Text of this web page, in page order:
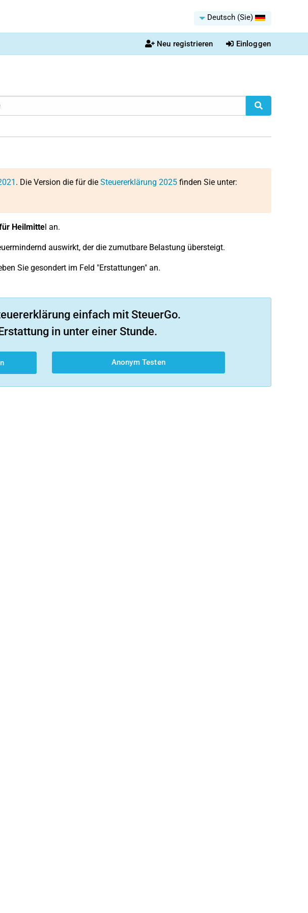
Deutsch (Sie)
Neu registrieren Einloggen
. Die Version die für die Steuererklärung 2025finden Sie unter:
Heilmittel an.
auswirkt, der die zumutbare Belastung übersteigt.
Sie gesondert im Feld "Erstattungen" an.
einfach mit SteuerGo.
in unter einer Stunde.
Anonym Testen